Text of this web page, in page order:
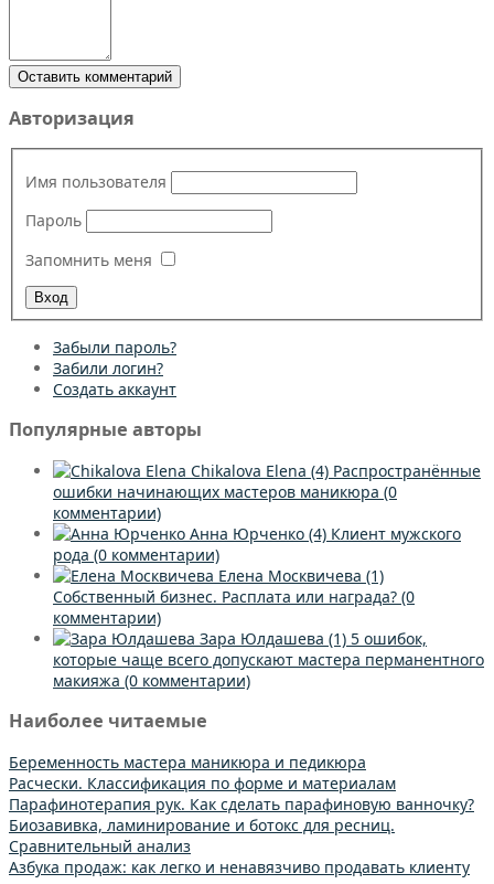
Оставить комментарий
Авторизация
Имя пользователя
Пароль
Запомнить меня
Забыли пароль?
Забили логин?
Создать аккаунт
Популярные авторы
Chikalova Elena (4) Распространённые
ошибки начинающих мастеров маникюра (0
комментарии)
Анна Юрченко (4) Клиент мужского
рода (0 комментарии)
Елена Москвичева (1)
Собственный бизнес. Расплата или награда? (0
комментарии)
Зара Юлдашева (1) 5 ошибок,
которые чаще всего допускают мастера перманентного
макияжа (0 комментарии)
Наиболее читаемые
Беременность мастера маникюра и педикюра
Расчески. Классификация по форме и материалам
Парафинотерапия рук. Как сделать парафиновую ванночку?
Биозавивка, ламинирование и ботокс для ресниц.
Сравнительный анализ
Азбука продаж: как легко и ненавязчиво продавать клиенту